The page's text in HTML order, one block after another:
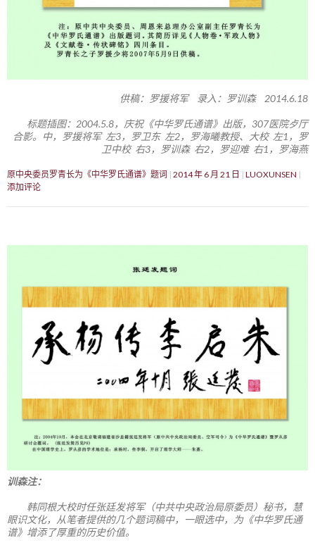
供稿：罗援将军 录入：罗训森 2014.6.18
标题插图：2004.5.8，庆祝《中华罗氏通谱》出版，307医院歺厅
合影。中，罗援将军 左3，罗卫东 左2，罗海曦教授、大校 左1，罗
卫中校 右3，罗训森 右2，罗迎难 右1，罗海燕
原中央委员罗青长为《中华罗氏通谱》题词 2014 年 6 月 21 日
LUOXUNSEN
添加评论
训森注：
韩同根大校时任张廷发将军（中共中央政治局原委员）秘书，慧
眼识文化，从笔者提供的几个题词稿中，一眼选中，为《中华罗氏通
谱》增添了厚重的历史价值。